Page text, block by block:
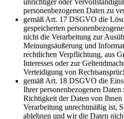
unrichtiger oder
personenbezogenen Daten zu
gemäß Art. 17 DSGVO die
gespeicherten
nicht die Verarbeitung zur
Meinungsäußerung und
rechtlichen Verpflichtung, aus
Interesses oder zur
Verteidigung von
gemäß Art. 18 DSGVO die
Ihrer personenbezogenen
Richtigkeit der Daten von
Verarbeitung unrechtmäßig ist,
ablehnen und wir die Daten